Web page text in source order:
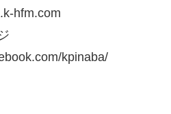
hfm.com
kpinaba/